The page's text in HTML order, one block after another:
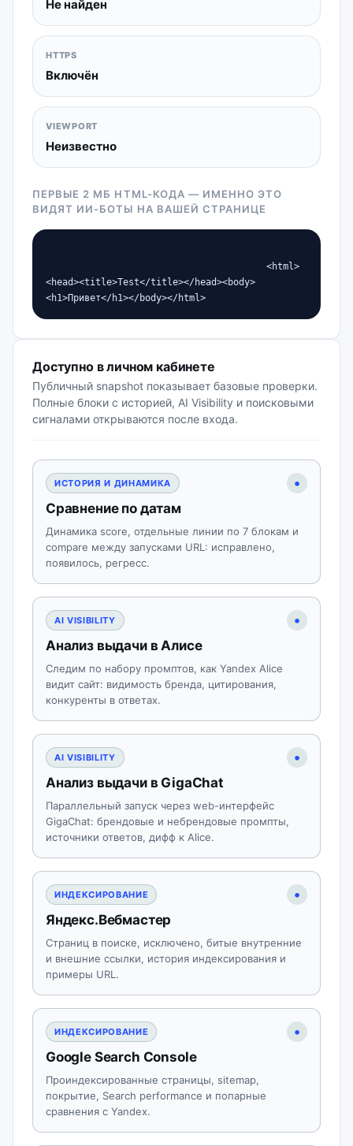
Не найден
HTTPS
Включён
VIEWPORT
Неизвестно
ПЕРВЫЕ 2 МБ HTML-КОДА — ИМЕННО ЭТО
ВИДЯТ ИИ-БОТЫ НА ВАШЕЙ СТРАНИЦЕ
<head><title>Test</title></head><body>
Доступно в личном кабинете
Публичный snapshot показывает базовые проверки.
Полные блоки с историей, AI Visibility и поисковыми
сигналами открываются после входа.
ИСТОРИЯ И ДИНАМИКА •
Сравнение по датам
Динамика score, отдельные линии по 7 блокам и
compare между запусками URL: исправлено,
появилось, регресс.
AI VISIBILITY •
Анализ выдачи в Алисе
Следим по набору промптов, как Yandex Alice
видит сайт: видимость бренда, цитирования,
конкуренты в ответах.
AI VISIBILITY •
Анализ выдачи в GigaChat
Параллельный запуск через web-интерфейс
GigaChat: брендовые и небрендовые промпты,
источники ответов, дифф к Alice.
ИНДЕКСИРОВАНИЕ •
Яндекс.Вебмастер
Страниц в поиске, исключено, битые внутренние
и внешние ссылки, история индексирования и
примеры URL.
ИНДЕКСИРОВАНИЕ •
Google Search Console
Проиндексированные страницы, sitemap,
покрытие, Search performance и попарные
сравнения с Yandex.